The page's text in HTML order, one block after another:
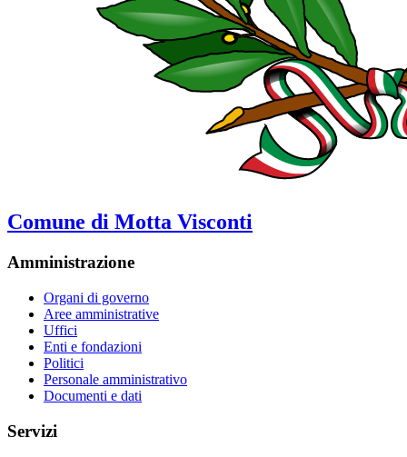
Comune di Motta Visconti
Amministrazione
Organi di governo
Aree amministrative
Uffici
Enti e fondazioni
Politici
Personale amministrativo
Documenti e dati
Servizi